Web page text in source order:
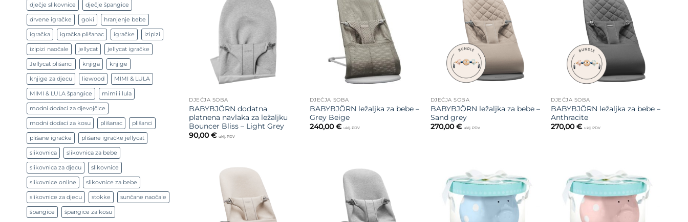
dječje slikovnice dječje špangice
drvene igračke goki hranjenje bebe
igračka igračka plišanac igračke izipizi
izipizi naočale jellycat jellycat igračke
Jellycat plišanci knjiga knjige
knjige za djecu liewood MIMI & LULA
MIMI & LULA špangice mimi i lula
modni dodaci za djevojčice
modni dodaci za kosu plišanac plišanci
plišane igračke plišane igračke jellycat
slikovnica slikovnica za bebe
slikovnica za djecu slikovnice
slikovnice online slikovnice za bebe
slikovnice za djecu stokke sunčane naočale
špangice špangice za kosu
Dodajte
na listu
želja
DJEČJA SOBA
BABYBJÖRN dodatna
platnena navlaka za ležaljku
Bouncer Bliss – Light Grey
90,00€ uklj. PDV
DJEČJA SOBA
BABYBJÖRN ležaljka za bebe –
Grey Beige
240,00€ uklj. PDV
DJEČJA SOBA
BABYBJÖRN ležaljka za bebe –
Sand grey
270,00€ uklj. PDV
DJEČJA SOBA
BABYBJÖRN ležaljka za bebe –
Anthracite
270,00€ uklj. PDV
Dodajte
na listu
želja
Dodajte
na listu
želja